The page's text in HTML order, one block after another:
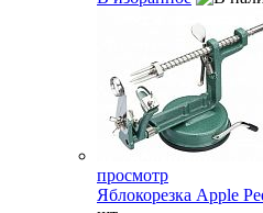
просмотр
Яблокорезка Apple